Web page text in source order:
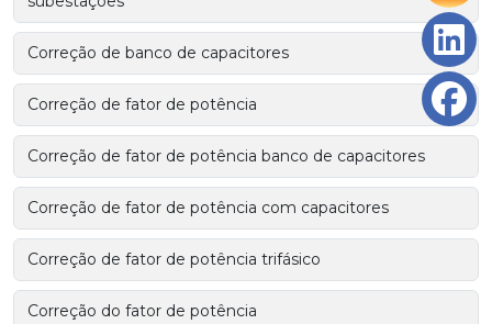
Correção de banco de capacitores
Correção de fator de potência
Correção de fator de potência banco de capacitores
Correção de fator de potência com capacitores
Correção de fator de potência trifásico
Correção do fator de potência